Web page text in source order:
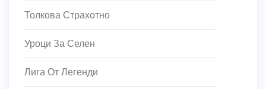
Толкова Страхотно
Уроци За Селен
Лига От Легенди